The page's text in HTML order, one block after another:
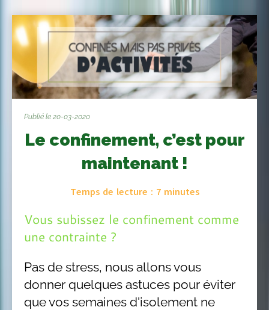
Publié le 20-03-2020
Le confinement, c’est pour
maintenant !
Temps de lecture : 7minutes
Vous subissez le confinement comme
une contrainte ?
Pas de stress, nous allons vous
donner quelques astuces pour éviter
que vos semaines d'isolement ne